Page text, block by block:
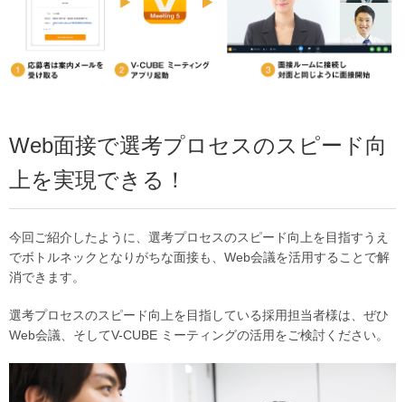
Web面接で選考プロセスのスピード向
上を実現できる！
今回ご紹介したように、選考プロセスのスピード向上を目指すうえ
でボトルネックとなりがちな面接も、Web会議を活用することで解
消できます。
選考プロセスのスピード向上を目指している採用担当者様は、ぜひ
Web会議、そしてV-CUBE ミーティングの活用をご検討ください。